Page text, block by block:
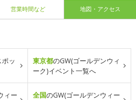
営業時間など 地図・アクセス
ッ
東京都のGW(ゴールデンウィ
ーク)イベント一覧へ
ィー
全国のGW(ゴールデンウィー